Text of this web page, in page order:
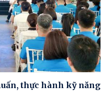
thực hành kỹ năng